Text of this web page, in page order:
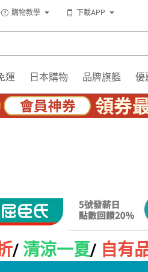
購物教學 下載APP
運 日本購物 品牌旗艦 優
/ 清涼一夏/ 自有